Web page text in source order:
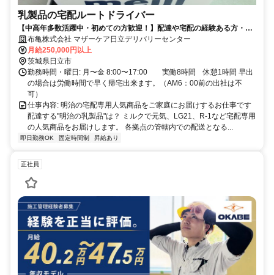
乳製品の宅配ルートドライバー
【中高年多数活躍中・初めての方歓迎！】配達や宅配の経験ある方・好
きな方歓迎
布亀株式会社 マザーケア日立デリバリーセンター
月給250,000円以上
茨城県日立市
勤務時間・曜日: 月〜金 8:00〜17:00 実働8時間 休憩1時間 早出
の場合は労働時間で早く帰宅出来ます。（AM6：00前の出社は不
可）
仕事内容: 明治の宅配専用人気商品をご家庭にお届けするお仕事です
配達する"明治の乳製品"は？ ミルクで元気、LG21、R-1など宅配専用
の人気商品をお届けします。 各拠点の管轄内での配送となる...
即日勤務OK 固定時間制 昇給あり
正社員